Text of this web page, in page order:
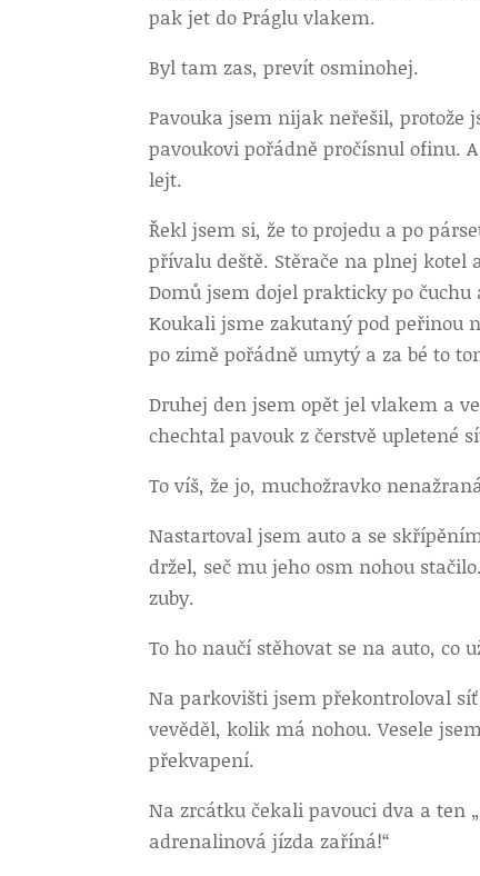
pak jet do Práglu vlakem.
Byl tam zas, prevít osminohej.
Pavouka jsem nijak neřešil, protože
pavoukovi pořádně pročísnul ofinu.
lejt.
Řekl jsem si, že to projedu a po
přívalu deště. Stěrače na plnej
Domů jsem dojel prakticky po
Koukali jsme zakutaný pod peřinou
po zimě pořádně umytý a za bé to
Druhej den jsem opět jel vlakem a
chechtal pavouk z čerstvě upletené
To víš, že jo, muchožravko
Nastartoval jsem auto a se
držel, seč mu jeho osm nohou
zuby.
To ho naučí stěhovat se na auto, co
Na parkovišti jsem překontroloval
vevěděl, kolik má nohou. Vesele
překvapení.
Na zrcátku čekali pavouci dva a ten
adrenalinová jízda zaříná!“